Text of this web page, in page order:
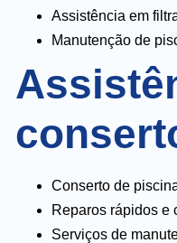
Assistência em
Manutenção de
Conserto de
Reparos rápidos e
Serviços de